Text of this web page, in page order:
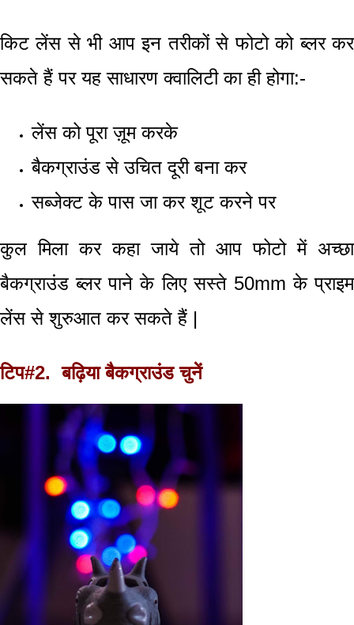
किट लेंस से भी आप इन तरीकों से फोटो को ब्लर कर
सकते हैं पर यह साधारण क्वालिटी का ही होगा:-
लेंस को पूरा ज़ूमकरके
बैकग्राउंडसे उचित दूरी बना कर
सब्जेक्टके पास जा कर शूट करने पर
कुल मिला कर कहा जाये तो आप फोटो में अच्छा
बैकग्राउंड ब्लर पाने के लिए सस्ते 50mmके प्राइम
लेंस से शुरुआत कर सकते हैं |
टिप#2. बढ़िया बैकग्राउंड चुनें